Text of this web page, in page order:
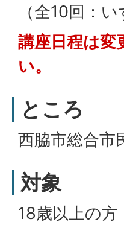
（全10回：
講座日程は変
い。
ところ
西脇市総合市
対象
18歳以上の方